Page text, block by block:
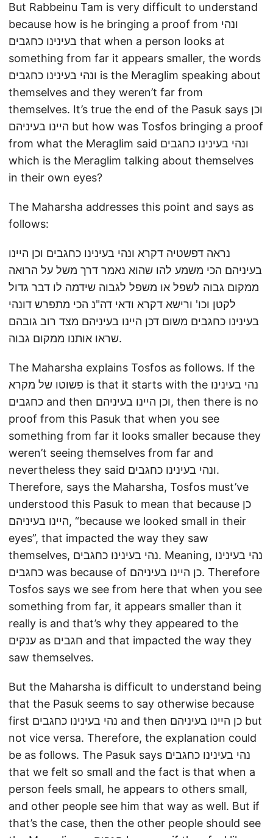
But Rabbeinu Tam is very difficult to understand
because how is he bringing a proof from ונהי
בעינינו כחגבים that when a person looks at
something from far it appears smaller, the words
ונהי בעינינו כחגבים is the Meraglim speaking about
themselves and they weren’t far from
themselves. It’s true the end of the Pasuk says וכן
היינו בעיניהם but how was Tosfos bringing a proof
from what the Meraglim said ונהי בעינינו כחגבים
which is the Meraglim talking about themselves
in their own eyes?
The Maharsha addresses this point and says as
follows:
נראה דפשטיה דקרא ונהי בעינינו כחגבים וכן היינו
בעיניהם הכי משמע להו שהוא נאמר דרך משל על הרואה
ממקום גבוה לשפל או משפל לגבוה שידמה לו דבר גדול
לקטן וכו' ורישא דקרא ודאי דה"נ הכי מתפרש דונהי
בעינינו כחגבים משום דכן היינו בעיניהם מצד רוב גובהם
שראו אותנו ממקום גבוה.
The Maharsha explains Tosfos as follows. If the
פשוטו של מקרא is that it starts with the נהי בעינינו
כחגבים and then וכן היינו בעיניהם, then there is no
proof from this Pasuk that when you see
something from far it looks smaller because they
weren’t seeing themselves from far and
nevertheless they said ונהי בעינינו כחגבים.
Therefore, says the Maharsha, Tosfos must’ve
understood this Pasuk to mean that because כן
היינו בעיניהם, “because we looked small in their
eyes”, that impacted the way they saw
themselves, נהי בעינינו כחגבים. Meaning, נהי בעינינו
כחגבים was because of כן היינו בעיניהם. Therefore
Tosfos says we see from here that when you see
something from far, it appears smaller than it
really is and that’s why they appeared to the
ענקים as חגבים and that impacted the way they
saw themselves.
But the Maharsha is difficult to understand being
that the Pasuk seems to say otherwise because
first נהי בעינינו כחגבים and then כן היינו בעיניהם but
not vice versa. Therefore, the explanation could
be as follows. The Pasuk says נהי בעינינו כחגבים
that we felt so small and the fact is that when a
person feels small, he appears to others small,
and other people see him that way as well. But if
that’s the case, then the other people should see